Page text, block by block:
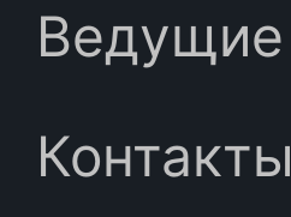
Ведущие
Контакты